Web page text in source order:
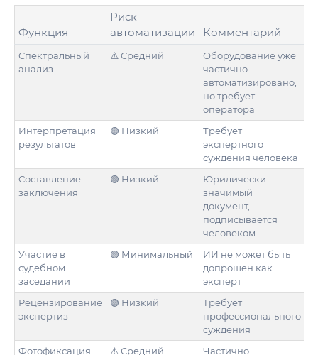
Функция
Риск
автоматизации
Комментарий
Спектральный
анализ
⚠️ Средний
Оборудование уже
частично
автоматизировано,
но требует
оператора
Интерпретация
результатов
🟢 Низкий
Требует
экспертного
суждения человека
Составление
заключения
🟢 Низкий
Юридически
значимый
документ,
подписывается
человеком
Участие в
судебном
заседании
🟢 Минимальный
ИИ не может быть
допрошен как
эксперт
Рецензирование
экспертиз
🟢 Низкий
Требует
профессионального
суждения
Фотофиксация
⚠️ Средний
Частично